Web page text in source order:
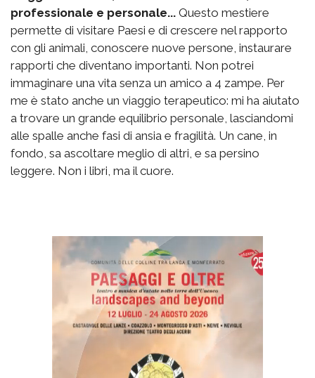
professionale e personale... Questo mestiere
permette di visitare Paesi e di crescere nel rapporto
con gli animali, conoscere nuove persone, instaurare
rapporti che diventano importanti. Non potrei
immaginare una vita senza un amico a 4 zampe. Per
me è stato anche un viaggio terapeutico: mi ha aiutato
a trovare un grande equilibrio personale, lasciandomi
alle spalle anche fasi di ansia e fragilità. Un cane, in
fondo, sa ascoltare meglio di altri, e sa persino
leggere. Non i libri, ma il cuore.